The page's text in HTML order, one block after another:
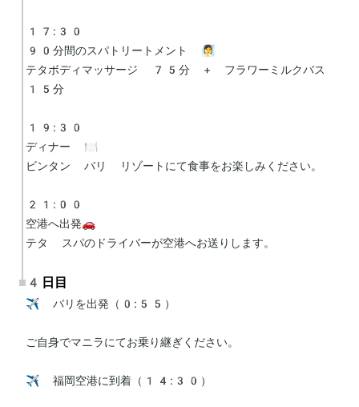
17:30
90分間のスパトリートメント 🧖‍♀️
テタボディマッサージ 75分 + フラワーミルクバス
15分
19:30
ディナー 🍽️
ビンタン バリ リゾートにて食事をお楽しみください。
21:00
空港へ出発🚗
4日目
✈️ バリを出発（0:55）
ご自身でマニラにてお乗り継ぎください。
✈️ 福岡空港に到着（14:30）